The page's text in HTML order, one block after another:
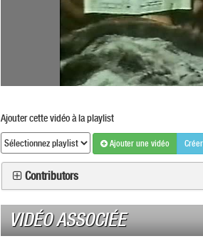
Ajouter cette vidéo à la playlist
Ajouter une vidéo
Contributors
VIDÉO ASSOCIÉE